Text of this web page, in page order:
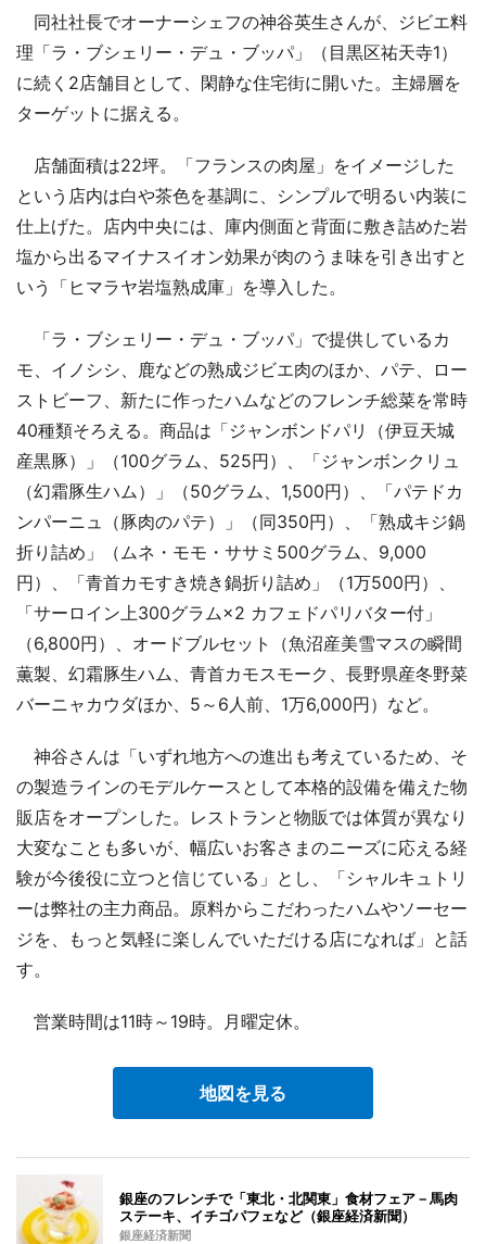
同社社長でオーナーシェフの神谷英生さんが、ジビエ料
理「ラ・ブシェリー・デュ・ブッパ」（目黒区祐天寺1）
に続く2店舗目として、閑静な住宅街に開いた。主婦層を
ターゲットに据える。
店舗面積は22坪。「フランスの肉屋」をイメージした
という店内は白や茶色を基調に、シンプルで明るい内装に
仕上げた。店内中央には、庫内側面と背面に敷き詰めた岩
塩から出るマイナスイオン効果が肉のうま味を引き出すと
いう「ヒマラヤ岩塩熟成庫」を導入した。
「ラ・ブシェリー・デュ・ブッパ」で提供しているカ
モ、イノシシ、鹿などの熟成ジビエ肉のほか、パテ、ロー
ストビーフ、新たに作ったハムなどのフレンチ総菜を常時
40種類そろえる。商品は「ジャンボンドパリ（伊豆天城
産黒豚）」（100グラム、525円）、「ジャンボンクリュ
（幻霜豚生ハム）」（50グラム、1,500円）、「パテドカ
ンパーニュ（豚肉のパテ）」（同350円）、「熟成キジ鍋
折り詰め」（ムネ・モモ・ササミ500グラム、9,000
円）、「青首カモすき焼き鍋折り詰め」（1万500円）、
「サーロイン上300グラム×2 カフェドパリバター付」
（6,800円）、オードブルセット（魚沼産美雪マスの瞬間
薫製、幻霜豚生ハム、青首カモスモーク、長野県産冬野菜
バーニャカウダほか、5～6人前、1万6,000円）など。
神谷さんは「いずれ地方への進出も考えているため、そ
の製造ラインのモデルケースとして本格的設備を備えた物
販店をオープンした。レストランと物販では体質が異なり
大変なことも多いが、幅広いお客さまのニーズに応える経
験が今後役に立つと信じている」とし、「シャルキュトリ
ーは弊社の主力商品。原料からこだわったハムやソーセー
ジを、もっと気軽に楽しんでいただける店になれば」と話
す。
営業時間は11時～19時。月曜定休。
地図を見る
銀座のフレンチで「東北・北関東」食材フェア－馬肉
ステーキ、イチゴパフェなど（銀座経済新聞）
銀座経済新聞